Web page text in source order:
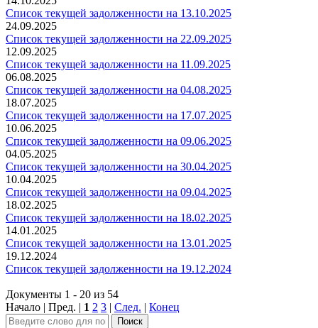
Список текущей задолженности на 13.10.2025
24.09.2025
Список текущей задолженности на 22.09.2025
12.09.2025
Список текущей задолженности на 11.09.2025
06.08.2025
Список текущей задолженности на 04.08.2025
18.07.2025
Список текущей задолженности на 17.07.2025
10.06.2025
Список текущей задолженности на 09.06.2025
04.05.2025
Список текущей задолженности на 30.04.2025
10.04.2025
Список текущей задолженности на 09.04.2025
18.02.2025
Список текущей задолженности на 18.02.2025
14.01.2025
Список текущей задолженности на 13.01.2025
19.12.2024
Список текущей задолженности на 19.12.2024
Документы 1 - 20 из 54
Начало | Пред. | 1 2 3 | След. | Конец
Поиск